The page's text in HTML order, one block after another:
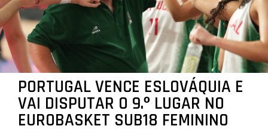
PORTUGAL VENCE ESLOVÁQUIA E
VAI DISPUTAR O 9.º LUGAR NO
EUROBASKET SUB18 FEMININO